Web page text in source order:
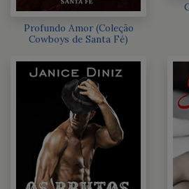
Profundo Amor (Coleção
Cowboys de Santa Fé)